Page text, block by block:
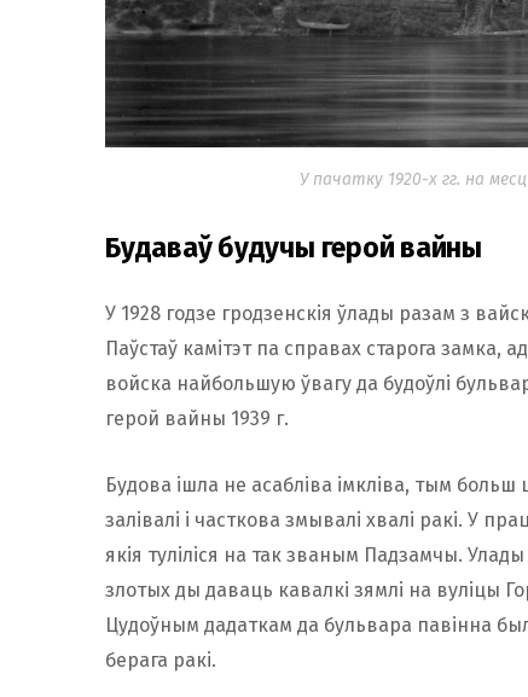
У пачатку 1920-х гг. на
Будаваў будучы герой вайны
У 1928 годзе гродзенскія ўлады разам з
Паўстаў камітэт па справах старога замка,
войска найбольшую ўвагу да будоўлі
герой вайны 1939 г.
Будова ішла не асабліва імкліва, тым
залівалі і часткова змывалі хвалі ракі. У
якія туліліся на так званым Падзамчы.
злотых ды даваць кавалкі зямлі на вуліцы
Цудоўным дадаткам да бульвара павінна
берага ракі.